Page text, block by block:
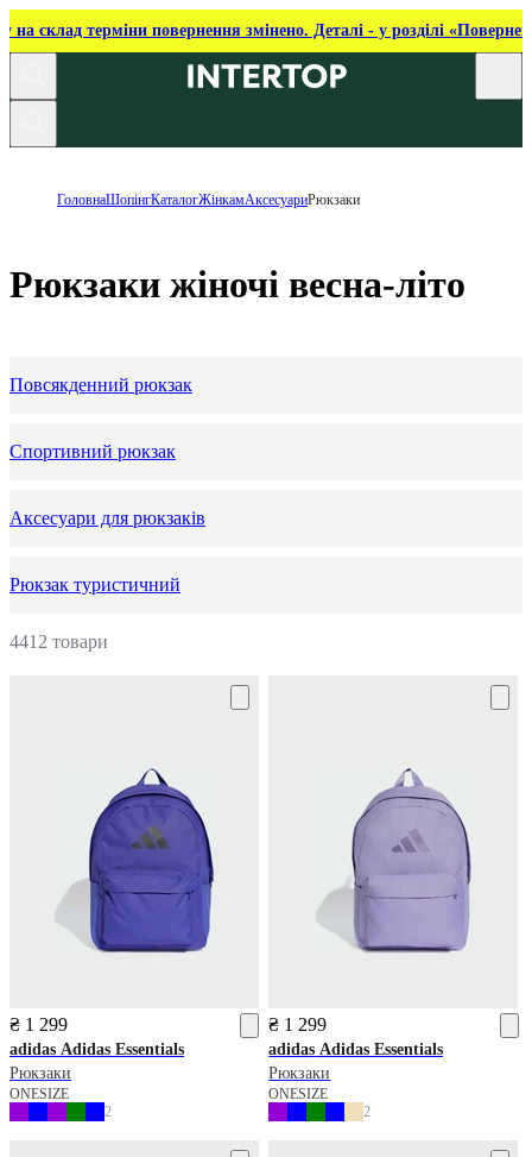
на склад терміни повернення змінено. Деталі - у розділі
ГоловнаШопінгКаталогЖінкамАксесуариРюкзаки
Рюкзаки жіночі весна-літо
Повсякденний рюкзак
Спортивний рюкзак
Аксесуари для рюкзаків
Рюкзак туристичний
4412 товари
₴ 1 299
adidas Adidas Essentials
Рюкзаки
ONESIZE
2
₴ 1 299
adidas Adidas Essentials
Рюкзаки
ONESIZE
2